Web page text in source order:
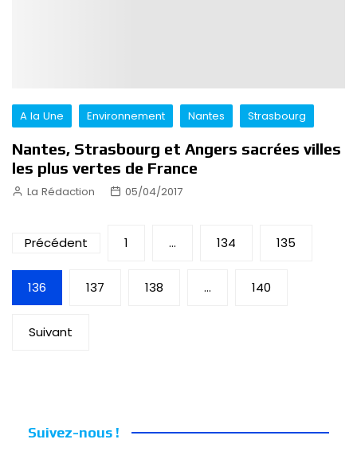
A la Une Environnement Nantes Strasbourg
Nantes, Strasbourg et Angers sacrées villes
les plus vertes de France
La Rédaction 05/04/2017
Pagination
des
publications
Précédent 1 … 134 135
136 137 138 … 140
Suivant
Suivez-nous !